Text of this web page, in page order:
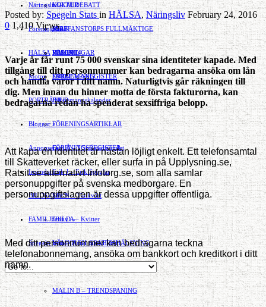
LOKALDEBATT
STAFFANSTORPS FULLMÄKTIGE
VAL 2014
KULTUR
Mat
RESOR
EVENEMANG
Evenemangskalender
Näringsliv »
JOBB
HANDEL
FÖRETAGSREGISTER
Föreningsliv »
FÖRENINGAR
SPORT
DJUR
FÖRENINGSARTIKLAR
FÖRENINGSREGISTER
HÄLSA
Motor
PORTRÄTT
Bloggar »
Gert Å – I Småstadsvimlet
Erik J – Erik Speglar
Stig N – Tänkvärt
Jenny A – Kvitter
Yrsa – Hand med Hund
MALIN B – TRENDSPANING
Annonsera
Insändare
BILDSVEPET
FAMILJEBILD »
LÄMNA EN GRATTISHÄLSNING
Spegeln Info
Posted by:Spegeln Stats in HÄLSA,Näringsliv February 24, 2016
0 1,410 Views
Varje år får runt 75 000 svenskar sina identiteter kapade. Med
tillgång till ditt personnummer kan bedragarna ansöka om lån
och handla varor i ditt namn.Naturligtvis går räkningen till
dig. Men innan du hinner motta de första fakturorna, kan
bedragarna redan ha spenderat sexsiffriga belopp.
Att kapa en identitet är nästan löjligt enkelt. Ett telefonsamtal
till Skatteverket räcker, eller surfa in på Upplysning.se,
Ratsit.se alternativt Infotorg.se, som alla samlar
personuppgifter på svenska medborgare. En
personuppgiftslagen är dessa uppgifter offentliga.
Med ditt personnummer kan bedragarna teckna
telefonabonnemang, ansöka om bankkort och kreditkort i ditt
namn.